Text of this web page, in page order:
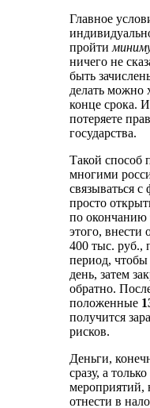
Главное
пройти
ничего не
быть
делать можно
конце срока.
потеряете
государства.
Такой способ
многими
связываться
просто
по окончанию
этого, внести
400 тыс. руб.,
период,
день, затем
обратно.
положенные
получится
рисков.
Деньги,
сразу, а
мероприятий,
отнести в